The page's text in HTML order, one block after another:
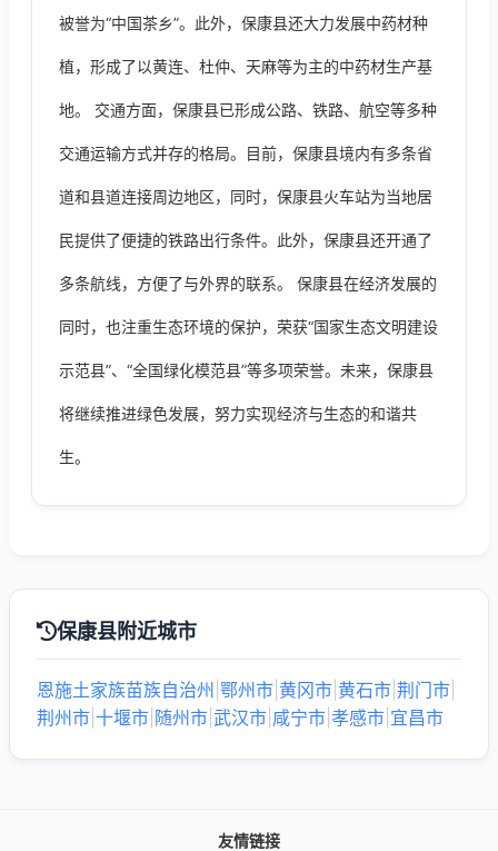
被誉为“中国茶乡”。此外，保康县还大力发展中药材种
植，形成了以黄连、杜仲、天麻等为主的中药材生产基
地。 交通方面，保康县已形成公路、铁路、航空等多种
交通运输方式并存的格局。目前，保康县境内有多条省
道和县道连接周边地区，同时，保康县火车站为当地居
民提供了便捷的铁路出行条件。此外，保康县还开通了
多条航线，方便了与外界的联系。 保康县在经济发展的
同时，也注重生态环境的保护，荣获“国家生态文明建设
示范县”、“全国绿化模范县”等多项荣誉。未来，保康县
将继续推进绿色发展，努力实现经济与生态的和谐共
生。
保康县附近城市
恩施土家族苗族自治州 鄂州市 黄冈市 黄石市 荆门市
荆州市 十堰市 随州市 武汉市 咸宁市 孝感市 宜昌市
友情链接